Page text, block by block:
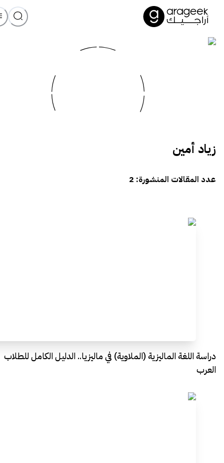
زياد أمين
عدد المقالات المنشورة: 2
دراسة اللغة الماليزية (الملاوية) في ماليزيا.. الدليل الكامل للطلاب
العرب